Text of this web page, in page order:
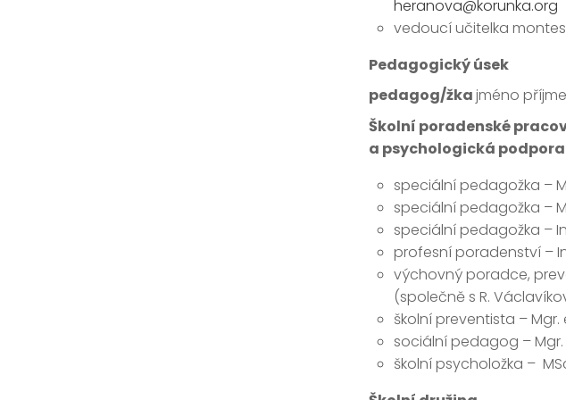
heranova@korunka.org
vedoucí učitelka
Pedagogický úsek
pedagog/žkajméno
Školní poradenské
a psychologická podpora
speciální pedagožka –
speciální pedagožka –
speciální pedagožka –
profesní poradenství –
výchovný poradce,
(společně s R.
školní preventista – Mgr.
sociální pedagog – Mgr.
školní psycholožka –